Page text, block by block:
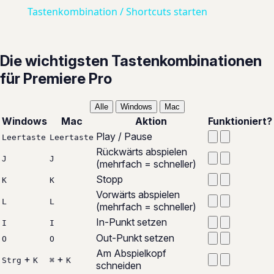
Tastenkombination / Shortcuts starten
Die wichtigsten Tastenkombinationen
für Premiere Pro
Alle Windows Mac
Windows Mac Aktion Funktioniert?
Leertaste Leertaste Play / Pause
J J
Rückwärts abspielen
(mehrfach = schneller)
K K Stopp
L L
Vorwärts abspielen
(mehrfach = schneller)
I I In-Punkt setzen
O O Out-Punkt setzen
Strg + K ⌘ + K
Am Abspielkopf
schneiden